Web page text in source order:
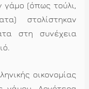
(όπως τούλι,
στολίστηκαν
στη συνέχεια
οικονομίας